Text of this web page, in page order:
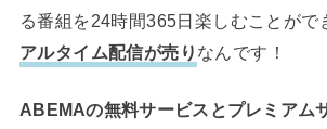
る番組を24時間365日楽しむことがで
アルタイム配信が売り なんです！
ABEMAの無料サービスとプレミアム